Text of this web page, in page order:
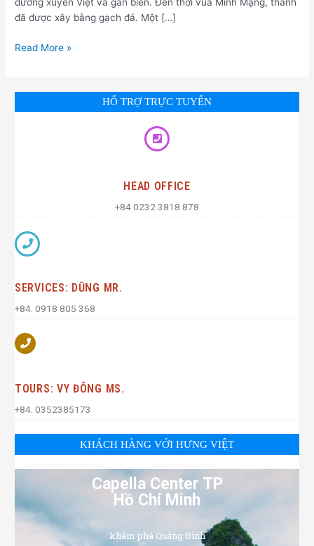
đã được xây bằng gạch đá. Một […]
Read More »
HỔ TRỢ TRỰC TUYẾN
HEAD OFFICE
+84 0232 3818 878
SERVICES: DŨNG MR.
+84. 0918 805 368
TOURS: VY ĐÔNG MS.
+84. 0352385173
KHÁCH HÀNG VỚI HƯNG VIỆT
Capella Center TP
Hồ Chí Minh
khám phá Quảng Bình